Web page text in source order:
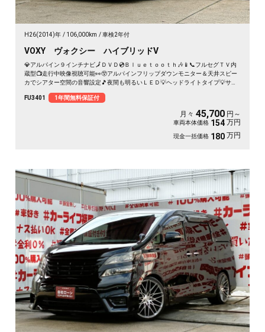
H26(2014)年 106,000km 車検2年付
VOXY ヴォクシー ハイブリッドV
💎アルパイン９インチナビ🗾ＤＶＤ💿Ｂｌｕｅｔｏｏｔｈ🎶📱📞フルセグＴＶ内
蔵型📺走行中映像視聴可能👀😲アルパインフリップダウンモニター＆天井スピー
カでシアター空間の音響設定🎵夜間も明るいＬＥＤ💡ヘッドライトタイプ💡サイ
ト・楽々ウォークスルー✨ワイヤレススマホ充電器付📱ドライブレコーダー付き
で安心録画📹💎トヨタの人気８０型ヴォクシー・ハイブリッドミニバン👀驚異の
カタログ燃費🍃ＪＣ０８モード２３．８ｋｍ／Ｌ💎🌈車検２年付🚗
FU3401 1年間無料保証付
月々 45,700 円～
車両本体価格 154 万円
現金一括価格 180 万円